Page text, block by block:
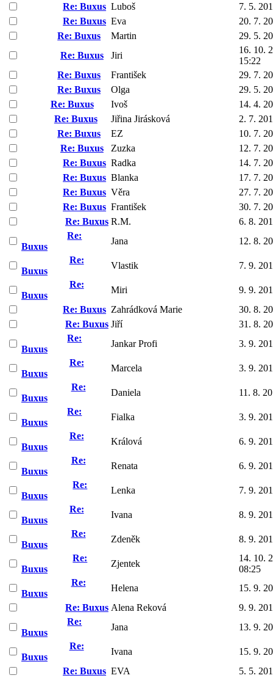
Re: Buxus Luboš
7. 5.
Re: Buxus Eva
20. 7.
Re: Buxus
Martin
29. 5.
Re: Buxus
Jiri
16. 10.
15:22
Re: Buxus
František
29. 7.
Re: Buxus
Olga
29. 5.
Re: Buxus
Ivoš
14. 4.
Re: Buxus
Jiřina Jirásková
2. 7.
Re: Buxus
EZ
10. 7.
Re: Buxus
Zuzka
12. 7.
Re: Buxus Radka
14. 7.
Re: Buxus Blanka
17. 7.
Re: Buxus Věra
27. 7.
Re: Buxus František
30. 7.
Re: Buxus R.M.
6. 8.
Re:
Buxus
Jana
12. 8.
Re:
Buxus
Vlastik
7. 9.
Re:
Buxus
Miri
9. 9.
Re: Buxus Zahrádková Marie
30. 8.
Re: Buxus Jiří
31. 8.
Re:
Buxus
Jankar Profi
3. 9.
Re:
Buxus
Marcela
3. 9.
Re:
Buxus
Daniela
11. 8.
Re:
Buxus
Fialka
3. 9.
Re:
Buxus
Králová
6. 9.
Re:
Buxus
Renata
6. 9.
Re:
Buxus
Lenka
7. 9.
Re:
Buxus
Ivana
8. 9.
Re:
Buxus
Zdeněk
8. 9.
Re:
Buxus
Zjentek
14. 10.
08:25
Re:
Buxus
Helena
15. 9.
Re: Buxus Alena Reková
9. 9.
Re:
Buxus
Jana
13. 9.
Re:
Buxus
Ivana
15. 9.
Re: Buxus EVA 5. 5.